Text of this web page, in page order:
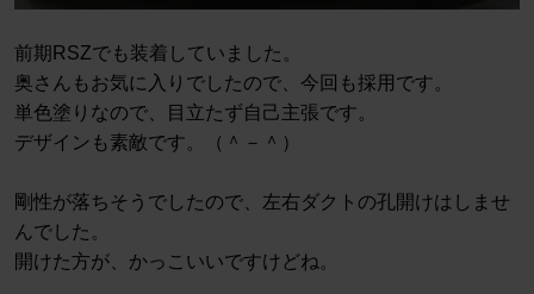
前期RSZでも装着していました。
奥さんもお気に入りでしたので、今回も採用です。
単色塗りなので、目立たず自己主張です。
デザインも素敵です。（＾－＾）
剛性が落ちそうでしたので、左右ダクトの孔開けはしませ
んでした。
開けた方が、かっこいいですけどね。